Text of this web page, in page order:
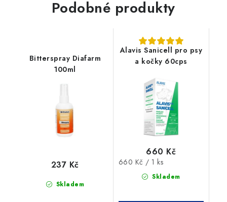
Podobné produkty
Bitterspray Diafarm
100ml
Skladem
237 Kč
Alavis Sanicell pro psy
a kočky 60cps
Skladem
660 Kč
Měrná
660 Kč / 1 ks